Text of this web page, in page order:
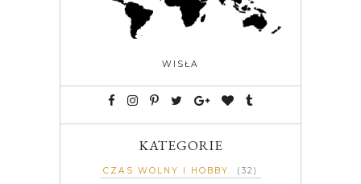
WISŁA
KATEGORIE
CZAS WOLNY I HOBBY
(32)